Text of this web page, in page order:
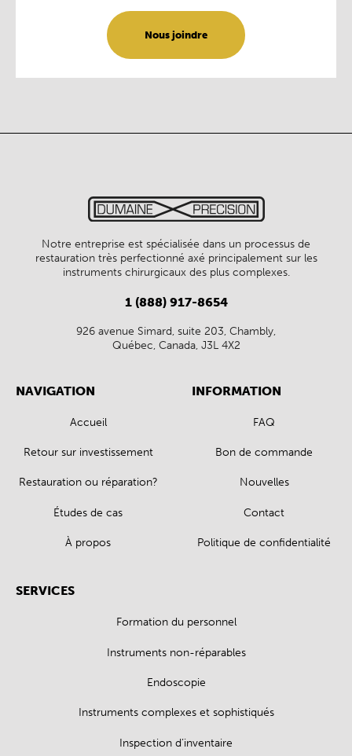
Nous joindre
Notre entreprise est spécialisée dans un processus de
restauration très perfectionné axé principalement sur les
instruments chirurgicaux des plus complexes.
1 (888) 917-8654
926 avenue Simard, suite 203, Chambly,
Québec, Canada, J3L 4X2
NAVIGATION
Accueil
Retour sur investissement
Restauration ou réparation?
Études de cas
À propos
SERVICES
Formation du personnel
Instruments non-réparables
Endoscopie
Instruments complexes et sophistiqués
Inspection d’inventaire
INFORMATION
FAQ
Bon de commande
Nouvelles
Contact
Politique de confidentialité